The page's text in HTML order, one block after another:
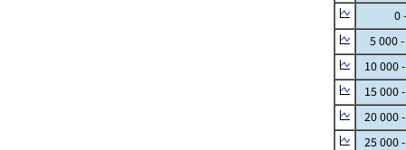
0 -
5 000
10 000
15 000
20 000
25 000